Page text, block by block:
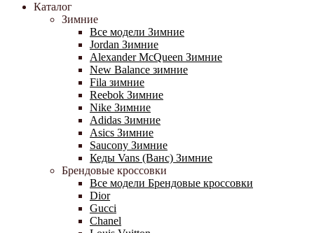
Каталог
Зимние
Все модели Зимние
Jordan Зимние
Alexander McQueen Зимние
New Balance зимние
Fila зимние
Reebok Зимние
Nike Зимние
Adidas Зимние
Asics Зимние
Saucony Зимние
Кеды Vans (Ванс) Зимние
Брендовые кроссовки
Все модели Брендовые кроссовки
Dior
Gucci
Chanel